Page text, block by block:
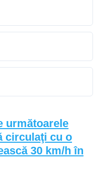
următoarele
circulaţi cu o
30 km/h în